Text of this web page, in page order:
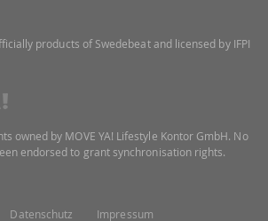
products of Swedebeat and licensed by IFPI
owned by MOVE YA! Lifestyle Kontor GmbH. No
endorsed to grant synchronisation rights.
Datenschutz Impressum